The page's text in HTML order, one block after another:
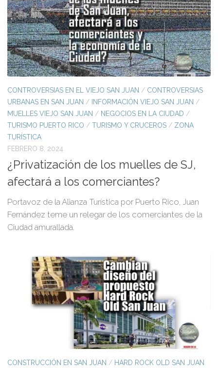
CONTROVERSIAS EN EL VIEJO SAN JUAN / CONTROVERSIAS
URBANAS EN SAN JUAN / INFORMACIÓN VIEJO SAN JUAN /
MUELLES VIEJO SAN JUAN / NEGOCIOS EN LA CIUDAD /
TURISMO PUERTO RICO / TURISMO Y CRUCEROS / ZONA
TURÍSTICA
FEBRERO 8, 2024
¿Privatización de los muelles de SJ,
afectará a los comerciantes?
Portavoz de la Alianza Turística por Puerto Rico, Juan
Fernández teme un relegar de los comerciantes de la
Ciudad amurallada.
CONSTRUCCIÓN EN SAN JUAN / HARD ROCK OLD SAN JUAN